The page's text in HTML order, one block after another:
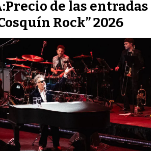
de las entradas
Rock” 2026